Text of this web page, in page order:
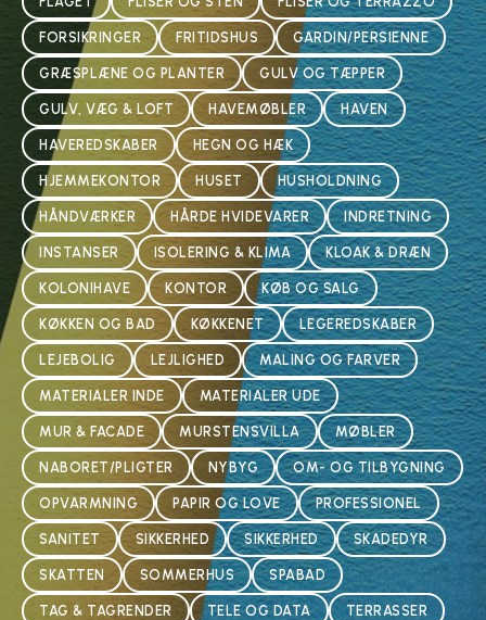
FORSIKRINGER FRITIDSHUS GARDIN/PERSIENNE
GRÆSPLÆNE OG PLANTER GULV OG TÆPPER
GULV, VÆG & LOFT HAVEMØBLER HAVEN
HAVEREDSKABER HEGN OG HÆK
HJEMMEKONTOR HUSET HUSHOLDNING
HÅNDVÆRKER HÅRDE HVIDEVARER INDRETNING
INSTANSER ISOLERING & KLIMA KLOAK & DRÆN
KOLONIHAVE KONTOR KØB OG SALG
KØKKEN OG BAD KØKKENET LEGEREDSKABER
LEJEBOLIG LEJLIGHED MALING OG FARVER
MATERIALER INDE MATERIALER UDE
MUR & FACADE MURSTENSVILLA MØBLER
NABORET/PLIGTER NYBYG OM- OG TILBYGNING
OPVARMNING PAPIR OG LOVE PROFESSIONEL
SANITET SIKKERHED SIKKERHED SKADEDYR
SKATTEN SOMMERHUS SPABAD
TAG & TAGRENDER TELE OG DATA TERRASSER